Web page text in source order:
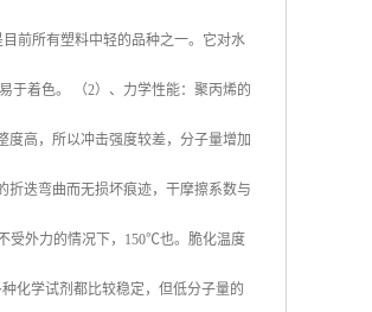
目前所有塑料中轻的品种之一。它对水
于着色。 （2）、力学性能：聚丙烯的
度高，所以冲击强度较差，分子量增加
折迭弯曲而无损坏痕迹，干摩擦系数与
受外力的情况下， 150℃也。脆化温度
化学试剂都比较稳定，但低分子量的